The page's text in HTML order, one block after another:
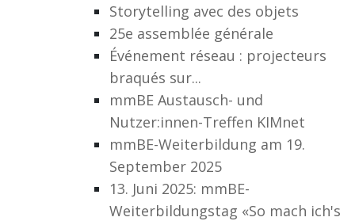
Storytelling avec des objets
25e assemblée générale
Événement réseau : projecteurs
braqués sur...
mmBE Austausch- und
Nutzer:innen-Treffen KIMnet
mmBE-Weiterbildung am 19.
September 2025
13. Juni 2025: mmBE-
Weiterbildungstag «So mach ich's